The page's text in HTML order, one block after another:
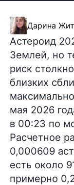
Дарина
Астероид
Землей, но
риск
близких
мая 2026
в 00:23 по
Расчетное
0,000609
есть около
примерно